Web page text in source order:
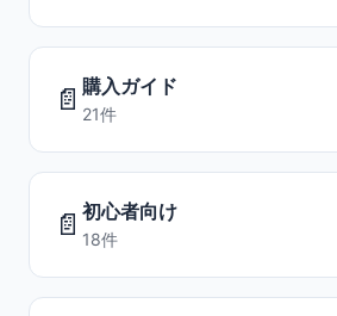
📄 購入ガイド
21件
📄 初心者向け
18件